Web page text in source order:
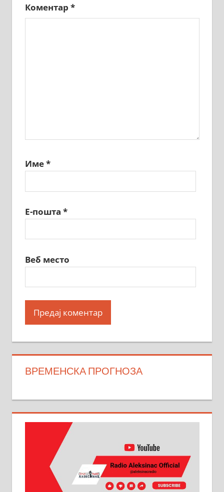
Коментар *
Име*
Е-пошта *
Веб место
ВРЕМЕНСКА ПРОГНОЗА